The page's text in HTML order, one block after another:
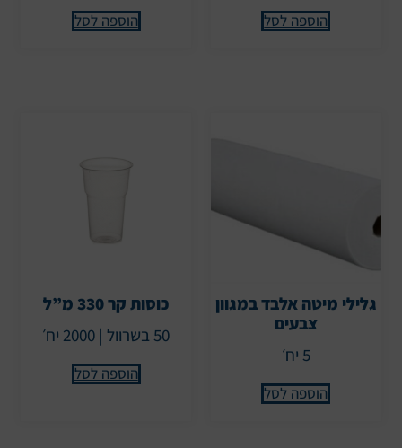
הוספה לסל
הוספה לסל
גלילי מיטה אלבד במגוון
צבעים
5 יח׳
הוספה לסל
כוסות קר 330 מ”ל
50 בשרוול | 2000 יח׳
הוספה לסל